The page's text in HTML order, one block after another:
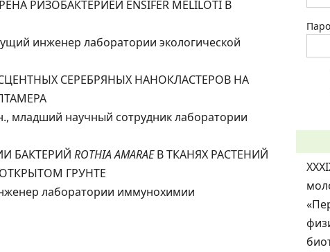
РИЗОБАКТЕРИЕЙ ENSIFER MELILOTI В
инженер лаборатории экологической
СЕРЕБРЯНЫХ НАНОКЛАСТЕРОВ НА
младший научный сотрудник лаборатории
БАКТЕРИЙ ROTHIA AMARAEВ ТКАНЯХ РАСТЕНИЙ
ГРУНТЕ
лаборатории иммунохимии